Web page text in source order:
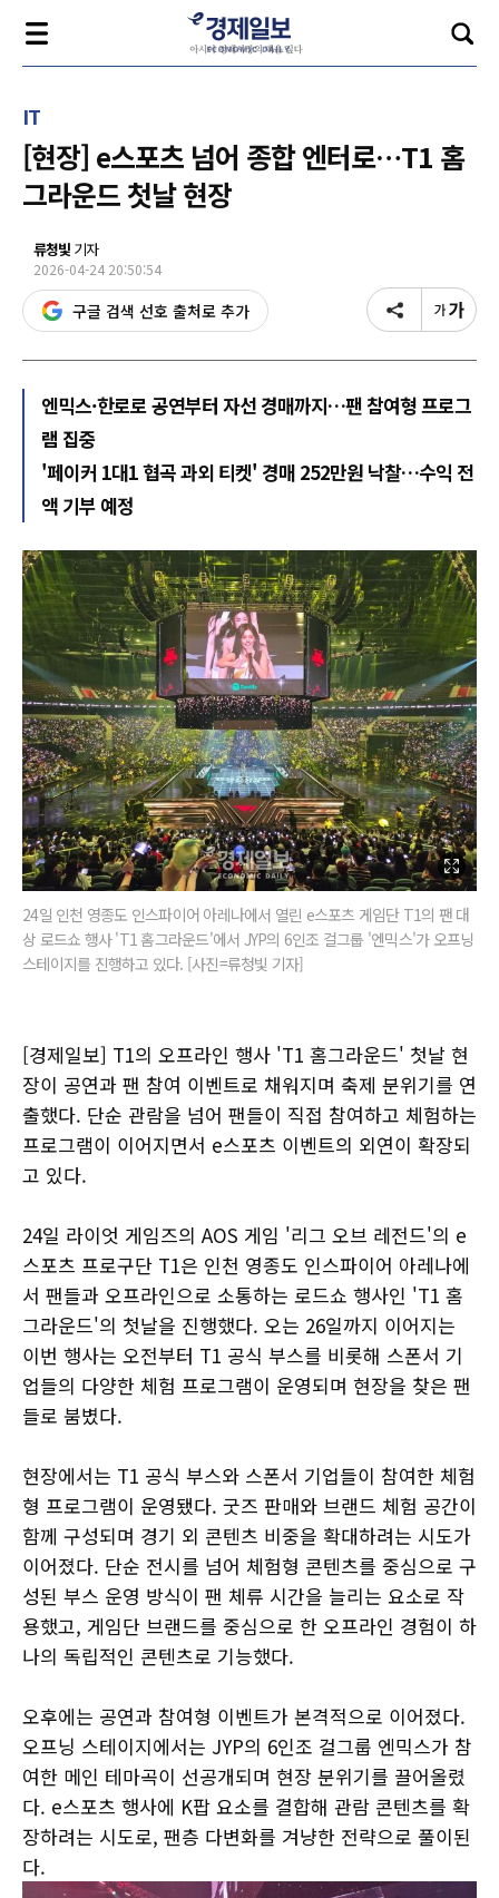
IT
[현장] e스포츠 넘어 종합 엔터로…T1 홈
그라운드 첫날 현장
류청빛 기자
2026-04-24 20:50:54
구글 검색 선호 출처로 추가
엔믹스·한로로 공연부터 자선 경매까지…팬 참여형 프로그
램 집중
'페이커 1대1 협곡 과외 티켓' 경매 252만원 낙찰…수익 전
액 기부 예정
24일 인천 영종도 인스파이어 아레나에서 열린 e스포츠 게임단 T1의 팬 대
상 로드쇼 행사 'T1 홈그라운드'에서 JYP의 6인조 걸그룹 '엔믹스'가 오프닝
스테이지를 진행하고 있다. [사진=류청빛 기자]
[경제일보] T1의 오프라인 행사 'T1 홈그라운드' 첫날 현
장이 공연과 팬 참여 이벤트로 채워지며 축제 분위기를 연
출했다. 단순 관람을 넘어 팬들이 직접 참여하고 체험하는
프로그램이 이어지면서 e스포츠 이벤트의 외연이 확장되
고 있다.
24일 라이엇 게임즈의 AOS 게임 '리그 오브 레전드'의 e
스포츠 프로구단 T1은 인천 영종도 인스파이어 아레나에
서 팬들과 오프라인으로 소통하는 로드쇼 행사인 'T1 홈
그라운드'의 첫날을 진행했다. 오는 26일까지 이어지는
이번 행사는 오전부터 T1 공식 부스를 비롯해 스폰서 기
업들의 다양한 체험 프로그램이 운영되며 현장을 찾은 팬
들로 붐볐다.
현장에서는 T1 공식 부스와 스폰서 기업들이 참여한 체험
형 프로그램이 운영됐다. 굿즈 판매와 브랜드 체험 공간이
함께 구성되며 경기 외 콘텐츠 비중을 확대하려는 시도가
이어졌다. 단순 전시를 넘어 체험형 콘텐츠를 중심으로 구
성된 부스 운영 방식이 팬 체류 시간을 늘리는 요소로 작
용했고, 게임단 브랜드를 중심으로 한 오프라인 경험이 하
나의 독립적인 콘텐츠로 기능했다.
오후에는 공연과 참여형 이벤트가 본격적으로 이어졌다.
오프닝 스테이지에서는 JYP의 6인조 걸그룹 엔믹스가 참
여한 메인 테마곡이 선공개되며 현장 분위기를 끌어올렸
다. e스포츠 행사에 K팝 요소를 결합해 관람 콘텐츠를 확
장하려는 시도로, 팬층 다변화를 겨냥한 전략으로 풀이된
다.